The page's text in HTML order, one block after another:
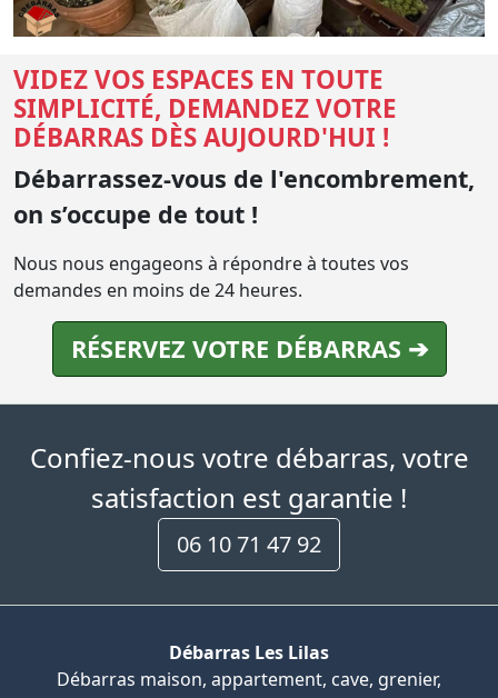
VIDEZ VOS ESPACES EN TOUTE
SIMPLICITÉ, DEMANDEZ VOTRE
DÉBARRAS DÈS AUJOURD'HUI !
Débarrassez-vous de l'encombrement,
on s’occupe de tout !
Nous nous engageons à répondre à toutes vos
demandes en moins de 24 heures.
RÉSERVEZ VOTRE DÉBARRAS ➔
Confiez-nous votre débarras, votre
satisfaction est garantie !
06 10 71 47 92
Débarras Les Lilas
Débarras maison, appartement, cave, grenier,